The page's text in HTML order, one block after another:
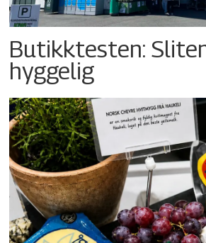
Butikktesten:
hyggelig